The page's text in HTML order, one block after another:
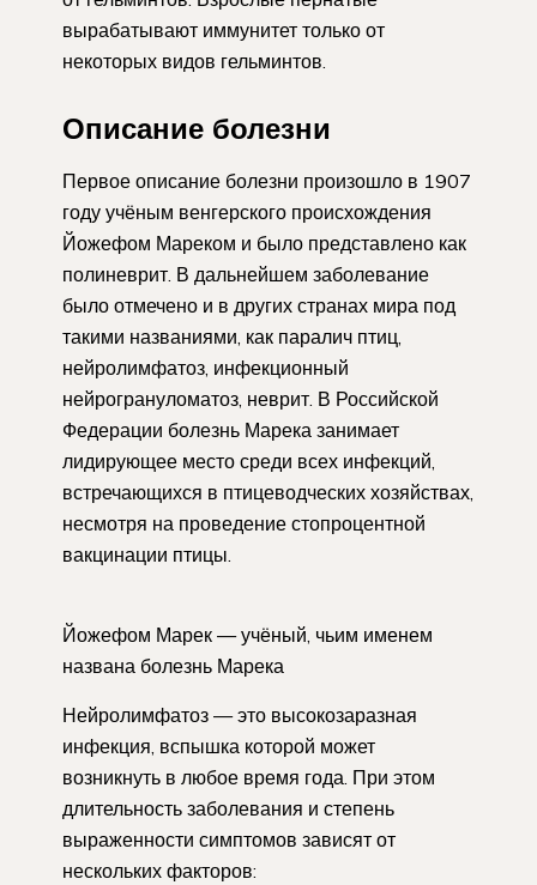
вырабатывают иммунитет только от
некоторых видов гельминтов.
Описание болезни
Первое описание болезни произошло в 1907
году учёным венгерского происхождения
Йожефом Мареком и было представлено как
полиневрит. В дальнейшем заболевание
было отмечено и в других странах мира под
такими названиями, как паралич птиц,
нейролимфатоз, инфекционный
нейрогрануломатоз, неврит. В Российской
Федерации болезнь Марека занимает
лидирующее место среди всех инфекций,
встречающихся в птицеводческих хозяйствах,
несмотря на проведение стопроцентной
вакцинации птицы.
Йожефом Марек — учёный, чьим именем
названа болезнь Марека
Нейролимфатоз — это высокозаразная
инфекция, вспышка которой может
возникнуть в любое время года. При этом
длительность заболевания и степень
выраженности симптомов зависят от
нескольких факторов: